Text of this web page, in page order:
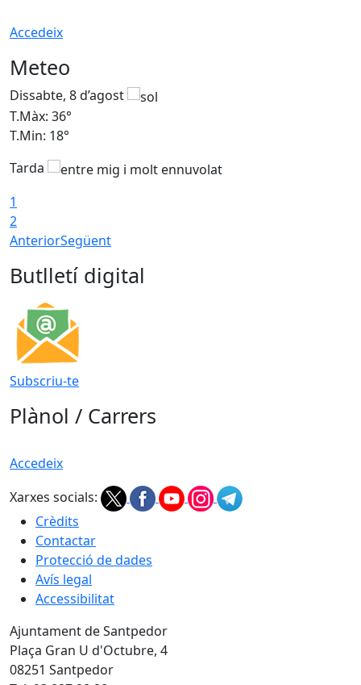
Accedeix
Meteo
Dissabte, 8 d’agost
T.Màx: 36°
T.Min: 18°
Tarda
1
2
AnteriorSegüent
Butlletí digital
Subscriu-te
Plànol / Carrers
Accedeix
Xarxes socials:
Crèdits
Contactar
Protecció de dades
Avís legal
Accessibilitat
Ajuntament de Santpedor
Plaça Gran U d'Octubre, 4
08251 Santpedor